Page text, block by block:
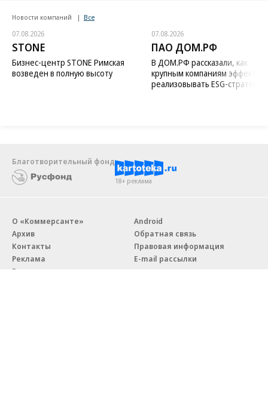
Новости компаний Все
07.08.2026
STONE
Бизнес-центр STONE Римская
возведен в полную высоту
07.08.2026
ПАО ДОМ.РФ
В ДОМ.РФ рассказали, как
крупным компаниям
реализовывать ESG-стратегию
Благотворительный фонд
18+ реклама
О «Коммерсанте»
Архив
Контакты
Реклама
Вакансии
Android
Обратная связь
Правовая информация
E-mail рассылки